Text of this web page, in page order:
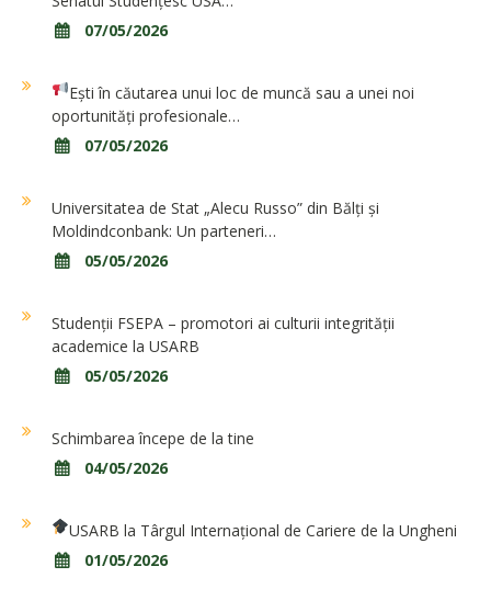
07/05/2026
Ești în căutarea unui loc de muncă sau a unei noi
oportunități profesionale…
07/05/2026
Universitatea de Stat „Alecu Russo” din Bălți și
Moldindconbank: Un parteneri…
05/05/2026
Studenții FSEPA – promotori ai culturii integrității
academice la USARB
05/05/2026
Schimbarea începe de la tine
04/05/2026
USARB la Târgul Internațional de Cariere de la Ungheni
01/05/2026